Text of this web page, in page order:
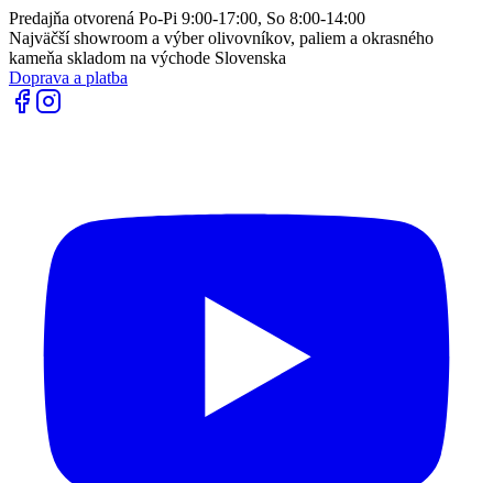
Predajňa otvorená Po-Pi 9:00-17:00, So 8:00-14:00
Najväčší showroom a výber olivovníkov, paliem a okrasného
kameňa skladom na východe Slovenska
Doprava a platba